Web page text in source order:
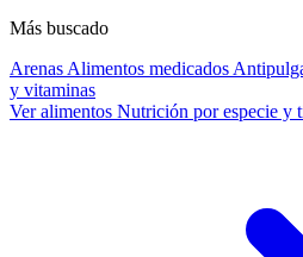
Más buscado
Arenas Alimentos medicados
y vitaminas
Ver alimentos Nutrición por especie y